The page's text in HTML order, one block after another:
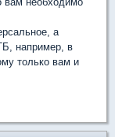
а
например, в
только вам и